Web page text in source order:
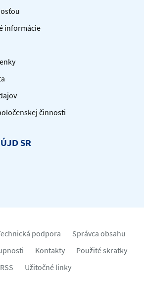
informácie
činnosti
SR
podpora
Správca obsahu
Kontakty
Použité skratky
RSS
Užitočné linky